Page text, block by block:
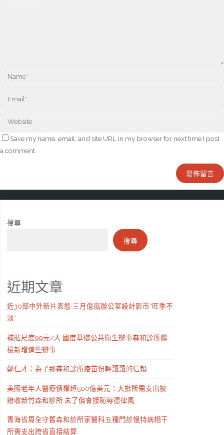
Save my name, email, and site URL in my browser for next time I post
a comment.
搜尋
搜尋
近期文章
近30部中外新片表態 三月億嵐辦公室設計影市“旺季不
淡”
補貼尺度99元/人 國度基礎公共衛生辦事森和診所體
檢新增這些辦事
鄭仁才：為了那森和診所疫苗份輕飄飄的信賴
美國老年人醫療債權超500億美元：大批所需支出被
錯收新竹森和診所 未了償會接恥辱德律風
青海省周全守舊森和診所家醫科五種門診慢特病相干
所需支出跨省直接結算